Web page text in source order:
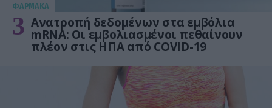
ΦΑΡΜΑΚΑ
3 Ανατροπή δεδομένων στα εμβόλια
mRNA: Οι εμβολιασμένοι πεθαίνουν
πλέον στις ΗΠΑ από COVID-19